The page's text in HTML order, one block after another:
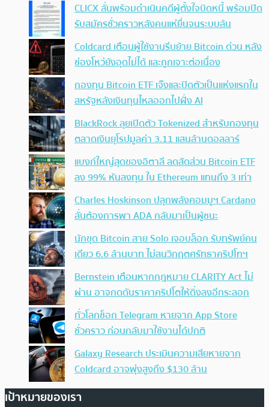
CLICX ลั่นพร้อมดำเนินคดีผู้ตั้งใจบิดหนี้ พร้อมปิด
รับสมัครชั่วคราวหลังคนแห่ยื่นจนระบบล้น
Coldcard เตือนผู้ใช้งานรีบย้าย Bitcoin ด่วน หลัง
ช่องโหว่ยังอุดไม่ได้ และถูกเจาะต่อเนื่อง
กองทุน Bitcoin ETF เจ๊งและปิดตัวเป็นแห่งแรกใน
สหรัฐหลังเงินทุนไหลออกไปฝั่ง AI
BlackRock ลุยเปิดตัว Tokenized สำหรับกองทุน
ตลาดเงินยุโรปมูลค่า 3.11 แสนล้านดอลลาร์
แบงก์ใหญ่สุดของอิตาลี ลดสัดส่วน Bitcoin ETF
ลง 99% หันลงทุน ใน Ethereum แทนถึง 3 เท่า
Charles Hoskinson ปลุกพลังคอมมูฯ Cardano
ลั่นต้องการพา ADA กลับมาเป็นผู้ชนะ
นักขุด Bitcoin สาย Solo เจอบล็อก รับทรัพย์คน
เดียว 6.6 ล้านบาท ไม่สนวิกฤตศรัทธาคริปโทฯ
Bernstein เตือนหากกฎหมาย CLARITY Act ไม่
ผ่าน อาจกดดันราคาคริปโตให้ดิ่งลงอีกระลอก
ทั่วโลกช็อก Telegram หายจาก App Store
ชั่วคราว ก่อนกลับมาใช้งานได้ปกติ
Galaxy Research ประเมินความเสียหายจาก
Coldcard อาจพุ่งสูงถึง $130 ล้าน
เป้าหมายของเรา